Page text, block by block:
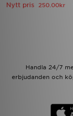
Nytt pris 250.00kr
Handla 24/7
erbjudanden och